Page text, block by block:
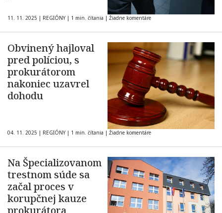
11. 11. 2025 | REGIÓNY | 1 min. čítania | Žiadne komentáre
Obvinený hajloval
pred políciou, s
prokurátorom
nakoniec uzavrel
dohodu
04. 11. 2025 | REGIÓNY | 1 min. čítania | Žiadne komentáre
Na Špecializovanom
trestnom súde sa
začal proces v
korupčnej kauze
prokurátora